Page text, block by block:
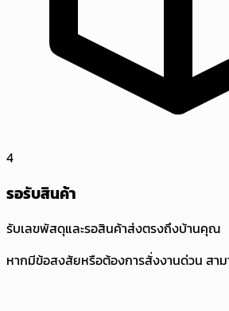
4
รอรับสินค้า
รับเลขพัสดุและรอสินค้าส่งตรงถึงบ้านคุณ
หากมีข้อสงสัยหรือต้องการสั่งงานด่วน สาม